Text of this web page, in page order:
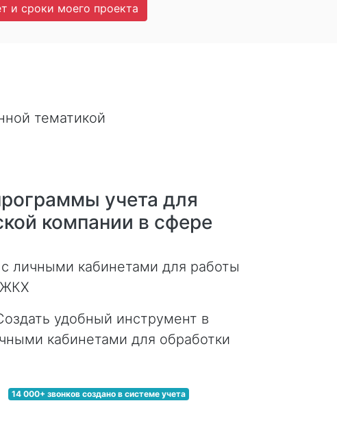
и сроки моего проекта
тематикой
учета для
компании в сфере
личными кабинетами для работы
ЖКХ
удобный инструмент в
кабинетами для обработки
14 000+ звонков создано в системе учета